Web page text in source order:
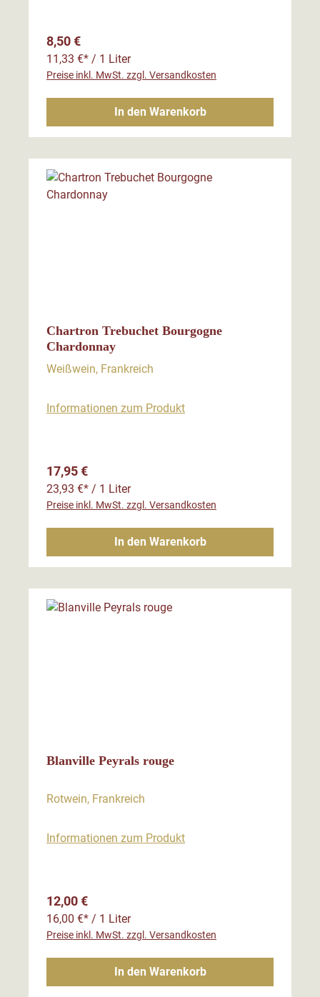
Regulärer Preis:
8,50 €
11,33 €* / 1 Liter
Preise inkl. MwSt. zzgl. Versandkosten
In den Warenkorb
Chartron Trebuchet Bourgogne
Chardonnay
Weißwein, Frankreich
Informationen zum Produkt
Regulärer Preis:
17,95 €
23,93 €* / 1 Liter
Preise inkl. MwSt. zzgl. Versandkosten
In den Warenkorb
Blanville Peyrals rouge
Rotwein, Frankreich
Informationen zum Produkt
Regulärer Preis:
12,00 €
16,00 €* / 1 Liter
Preise inkl. MwSt. zzgl. Versandkosten
In den Warenkorb